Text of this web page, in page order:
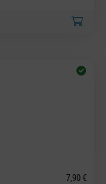
7,90 €